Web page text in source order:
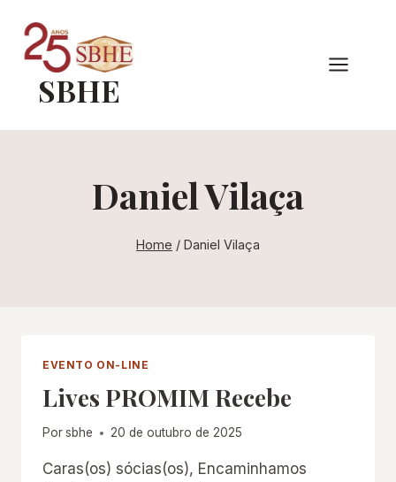
para
ConteúdoSBHE
Daniel Vilaça
Home / Daniel Vilaça
EVENTO ON-LINE
Lives PROMIM Recebe
Porsbhe 20 de outubro de 2025
Caras(os) sócias(os), Encaminhamos